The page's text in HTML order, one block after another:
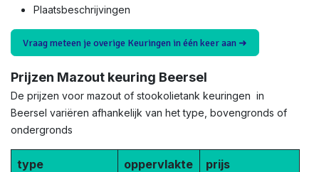
Plaatsbeschrijvingen
Vraag meteen je overige Keuringen in één keer aan ➜
Prijzen Mazout keuring Beersel
De prijzen voor mazout of stookolietank keuringen in
Beersel variëren afhankelijk van het type, bovengronds of
ondergronds
type oppervlakte prijs